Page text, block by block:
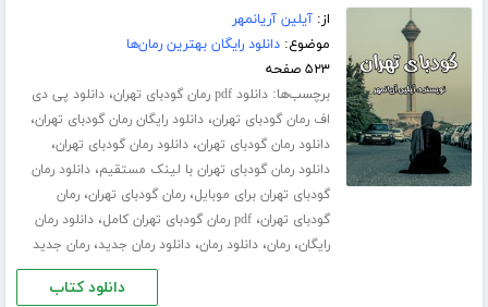
از:آیلین آریانمهر
موضوع:دانلود رایگان بهترین رمان‌ها
۵۲۳ صفحه
برچسب‌ها:دانلود pdf رمان گودبای تهران ،دانلود پی دی
اف رمان گودبای تهران،دانلود رایگان رمان گودبای تهران،
دانلود رمان گودبای تهران،دانلود رمان گودبای تهران،
دانلود رمان گودبای تهران با لینک مستقیم،دانلود رمان
گودبای تهران برای موبایل،رمان گودبای تهران،رمان
گودبای تهران،pdf رمان گودبای تهران کامل ،دانلود رمان
رایگان،رمان،دانلود رمان،دانلود رمان جدید،رمان جدید
دانلود کتاب